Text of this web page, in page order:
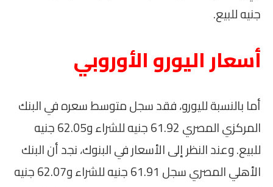
جنيه للبيع.
أسعار اليورو الأوروبي
أما بالنسبة لليورو، فقد سجل متوسط سعره في البنك
المركزي المصري 61.92 جنيه للشراء و62.05 جنيه
للبيع. وعند النظر إلى الأسعار في البنوك، نجد أن البنك
الأهلي المصري سجل 61.91 جنيه للشراء و62.07 جنيه